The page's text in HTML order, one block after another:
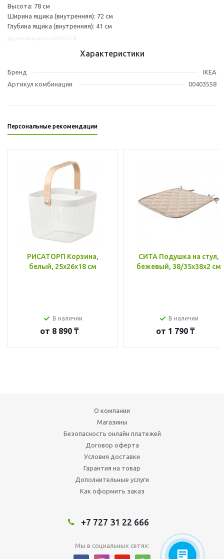
Высота: 78 см
Ширина ящика (внутренняя): 72 см
Глубина ящика (внутренняя): 41 см
Характеристики
Бренд
IKEA
Артикул комбинации
00403558
Персональные рекомендации
РИСАТОРП Корзина,
белый, 25x26x18 см
В наличии
от 8 890 ₸
СИТА Подушка на стул,
бежевый, 38/35x38x2 см
В наличии
от 1 790 ₸
О компании
Магазины
Безопасность онлайн платежей
Договор оферта
Условия доставки
Гарантия на товар
Дополнительные услуги
Как оформить заказ
+7 727 31 22 666
Мы в социальных сетях: